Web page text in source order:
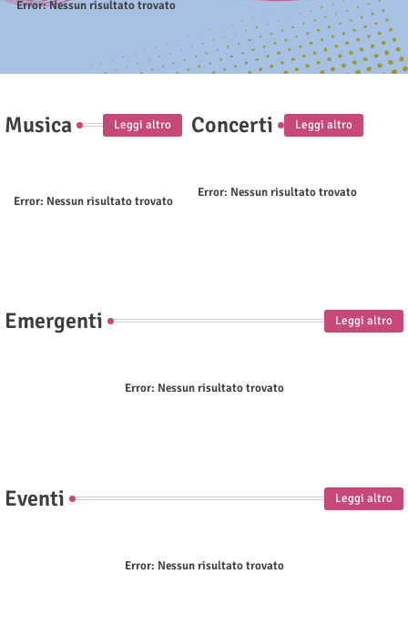
Error:Nessun risultato trovato
Musica Leggi altro
Error: Nessun risultato trovato
Concerti Leggi altro
Error: Nessun risultato trovato
Emergenti Leggi altro
Error: Nessun risultato trovato
Eventi Leggi altro
Error: Nessun risultato trovato